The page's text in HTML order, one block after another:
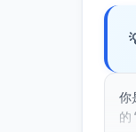
你
的